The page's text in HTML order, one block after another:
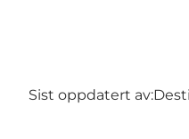
Sist oppdatert av: